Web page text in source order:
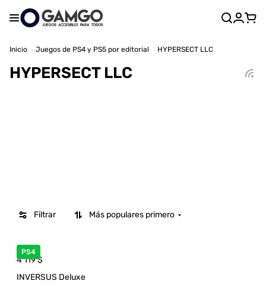
Inicio Juegos de PS4 y PS5 por editorial HYPERSECT LLC
HYPERSECT LLC
Filtrar Más populares primero
PS4
4 119$
INVERSUS Deluxe